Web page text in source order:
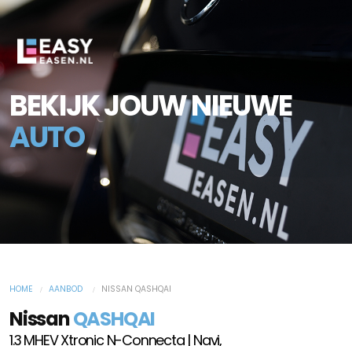
BEKIJK JOUW NIEUWE
AUTO
HOME AANBOD NISSAN QASHQAI
NissanQASHQAI
1.3 MHEV Xtronic N-Connecta | Navi,